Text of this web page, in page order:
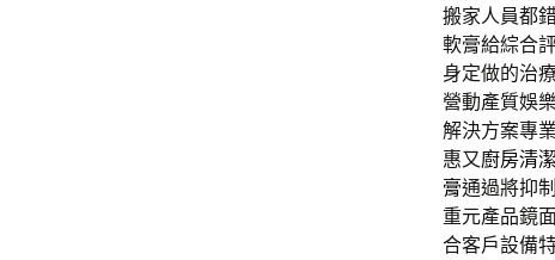
搬家人員都
軟膏給綜合
身定做的治
營動產質娛
解決方案專
惠又廚房清
膏通過將抑
重元產品鏡
合客戶設備